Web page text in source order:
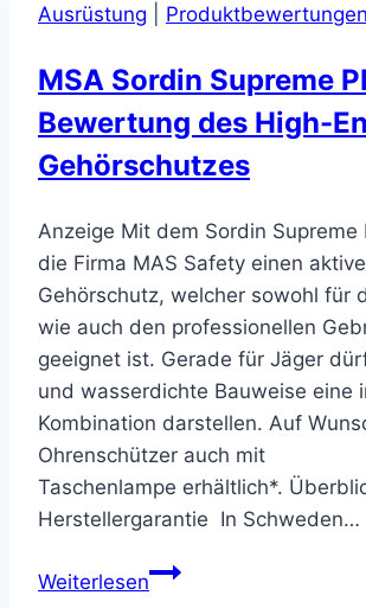
Ausrüstung Produktbewertungen
MSA Sordin Supreme
Bewertung des High-
Gehörschutzes
Anzeige Mit dem Sordin Supreme
die Firma MAS Safety einen
Gehörschutz, welcher sowohl für
wie auch den professionellen
geeignet ist. Gerade für Jäger
und wasserdichte Bauweise eine
Kombination darstellen. Auf
Ohrenschützer auch mit
Taschenlampe erhältlich*.
Herstellergarantie In Schweden…
WeiterlesenMSA